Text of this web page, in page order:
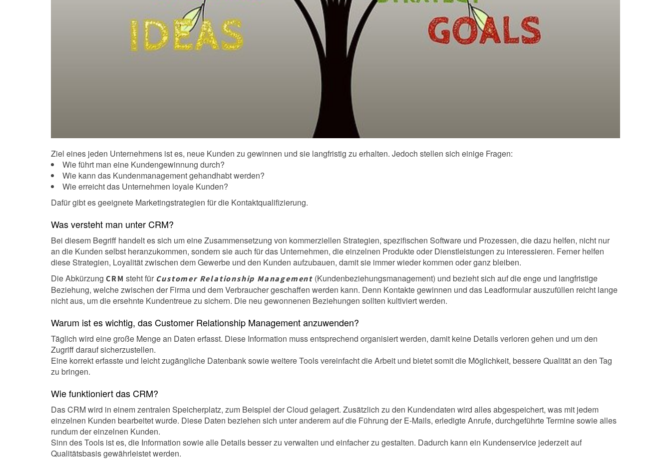
Ziel eines jeden Unternehmens ist es, neue Kunden zu gewinnen und sie langfristig zu erhalten. Jedoch stellen sich einige Fragen:
Wie führt man eine Kundengewinnung durch?
Wie kann das Kundenmanagement gehandhabt werden?
Wie erreicht das Unternehmen loyale Kunden?
Dafür gibt es geeignete Marketingstrategien für die Kontaktqualifizierung.
Was versteht man unter CRM?
Bei diesem Begriff handelt es sich um eine Zusammensetzung von kommerziellen Strategien, spezifischen Software und Prozessen, die dazu helfen, nicht nur
an die Kunden selbst heranzukommen, sondern sie auch für das Unternehmen, die einzelnen Produkte oder Dienstleistungen zu interessieren. Ferner helfen
diese Strategien, Loyalität zwischen dem Gewerbe und den Kunden aufzubauen, damit sie immer wieder kommen oder ganz bleiben.
Die Abkürzung CRM steht für Customer Relationship Management (Kundenbeziehungsmanagement) und bezieht sich auf die enge und langfristige
Beziehung, welche zwischen der Firma und dem Verbraucher geschaffen werden kann. Denn Kontakte gewinnen und das Leadformular auszufüllen reicht lange
nicht aus, um die ersehnte Kundentreue zu sichern. Die neu gewonnenen Beziehungen sollten kultiviert werden.
Warum ist es wichtig, das Customer Relationship Management anzuwenden?
Täglich wird eine große Menge an Daten erfasst. Diese Information muss entsprechend organisiert werden, damit keine Details verloren gehen und um den
Zugriff darauf sicherzustellen.
Eine korrekt erfasste und leicht zugängliche Datenbank sowie weitere Tools vereinfacht die Arbeit und bietet somit die Möglichkeit, bessere Qualität an den Tag
zu bringen.
Wie funktioniert das CRM?
Das CRM wird in einem zentralen Speicherplatz, zum Beispiel der Cloud gelagert. Zusätzlich zu den Kundendaten wird alles abgespeichert, was mit jedem
einzelnen Kunden bearbeitet wurde. Diese Daten beziehen sich unter anderem auf die Führung der E-Mails, erledigte Anrufe, durchgeführte Termine sowie alles
rundum der einzelnen Kunden.
Sinn des Tools ist es, die Information sowie alle Details besser zu verwalten und einfacher zu gestalten. Dadurch kann ein Kundenservice jederzeit auf
Qualitätsbasis gewährleistet werden.